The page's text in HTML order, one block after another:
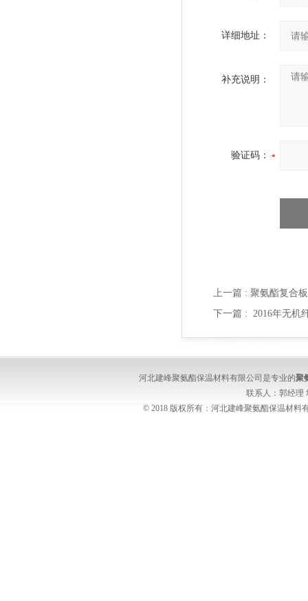
详细地址：
补充说明：
验证码：
上一篇 : 聚氨酯复合
下一篇 : 2016年无机
河北建峰聚氨酯保温材料有限公司是专业的聚
联系人：郭经理
© 2018 版权所有：河北建峰聚氨酯保温材